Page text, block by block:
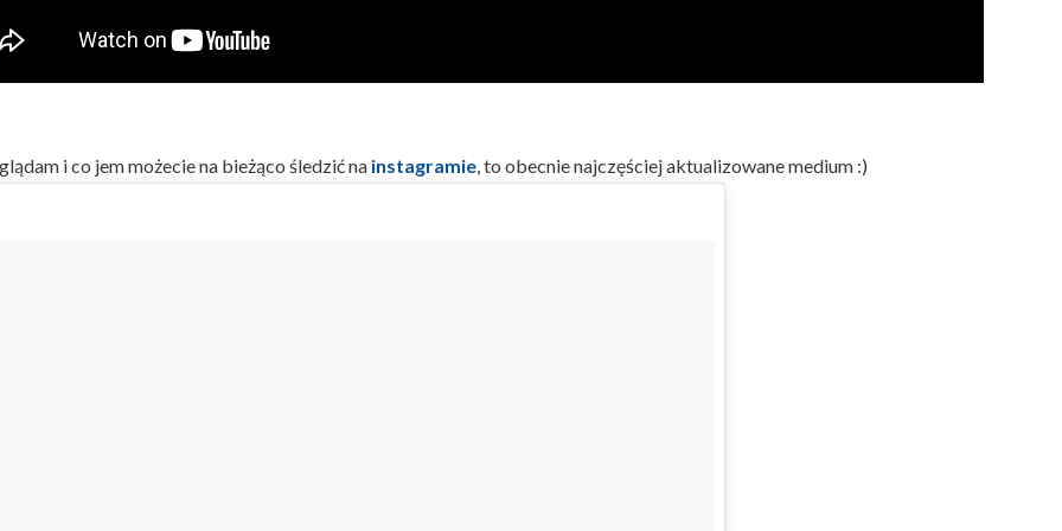
i co jem możecie na bieżąco śledzić na instagramie, to obecnie najczęściej aktualizowane medium :)